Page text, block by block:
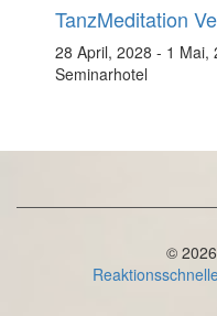
TanzMeditation
28 April, 2028 - 1 Mai,
Seminarhotel
© 2026